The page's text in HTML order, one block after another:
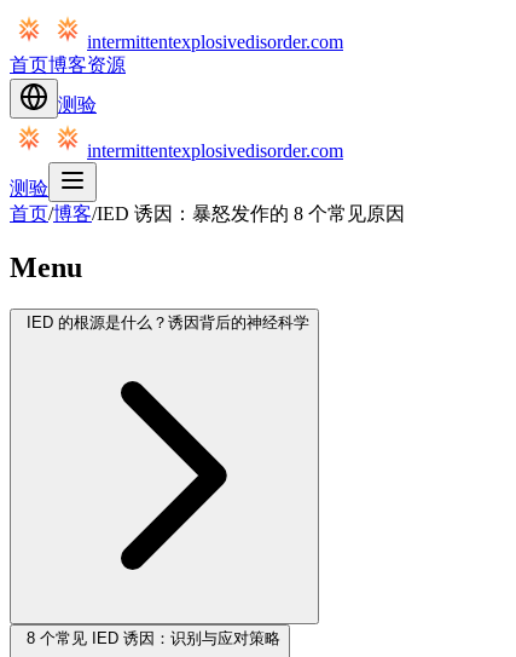
intermittentexplosivedisorder.com
首页博客资源
测验
intermittentexplosivedisorder.com
测验
首页/博客/IED 诱因：暴怒发作的 8 个常见原因
Menu
IED 的根源是什么？诱因背后的神经科学
8 个常见 IED 诱因：识别与应对策略